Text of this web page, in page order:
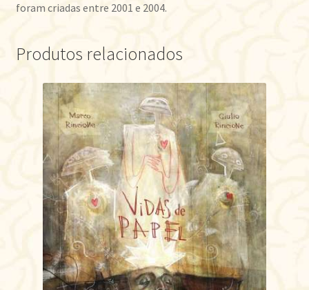
foram criadas entre 2001 e 2004.
Produtos relacionados